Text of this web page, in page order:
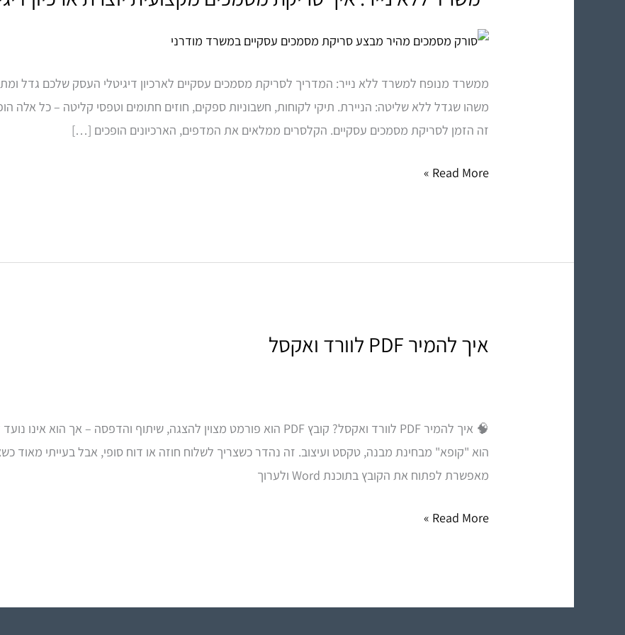
ממשרד מנופח למשרד ללא נייר: המדריך לסריקת מסמכים עסקיים לארכיון דיגיטלי העסק שלכם גדל
משהו שגדל ללא שליטה: הניירת. תיקי לקוחות, חשבוניות ספקים, חוזים חתומים וטפסי קליטה – כל אלה
זה הזמן לסריקת מסמכים עסקיים. הקלסרים ממלאים את המדפים, הארכיונים הופכים […]
נייר:
סריקת
מסמכים
מקצועית
ארכיון
Read More »
איך להמיר PDF לוורד ואקסל
מאפשרת לפתוח את הקובץ בתוכנת Word ולערוך
איך
ואקסל
Read More »